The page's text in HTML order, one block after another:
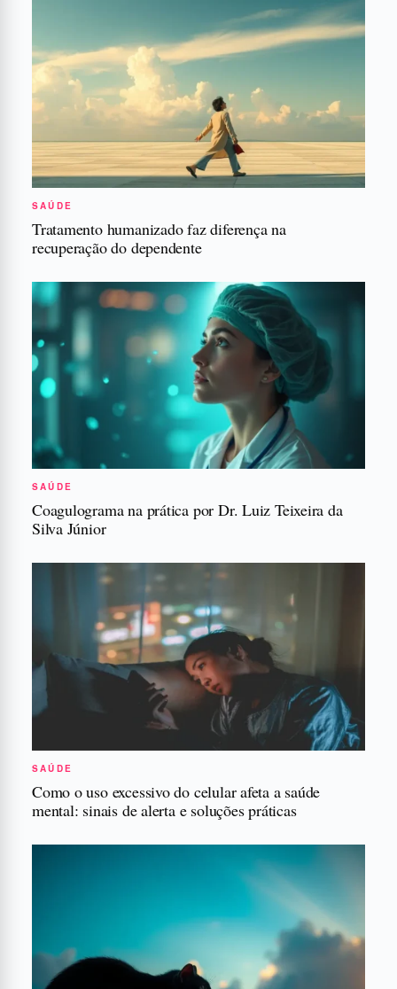
SAÚDE
Tratamento humanizado faz diferença na
recuperação do dependente
SAÚDE
Coagulograma na prática por Dr. Luiz Teixeira da
Silva Júnior
SAÚDE
Como o uso excessivo do celular afeta a saúde
mental: sinais de alerta e soluções práticas